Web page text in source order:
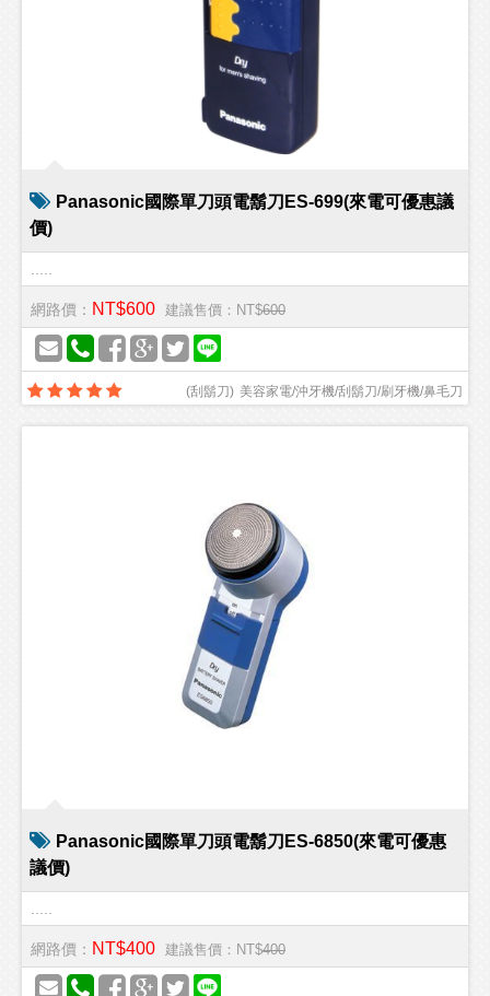
Panasonic國際單刀頭電鬍刀ES-699(來電可優惠議
價)
網路價： NT$600 建議售價：NT$600
美容家電/沖牙機/刮鬍刀/刷牙機/鼻毛刀
(刮鬍刀)
Panasonic國際單刀頭電鬍刀ES-6850(來電可優惠
議價)
網路價： NT$400 建議售價：NT$400